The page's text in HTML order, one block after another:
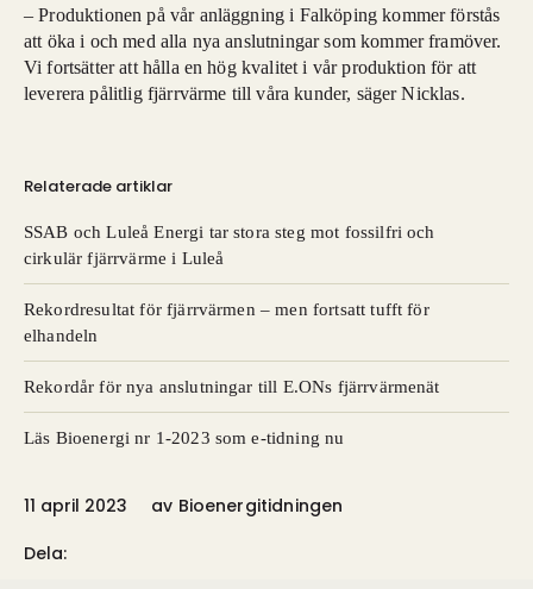
– Produktionen på vår anläggning i Falköping kommer förstås
att öka i och med alla nya anslutningar som kommer framöver.
Vi fortsätter att hålla en hög kvalitet i vår produktion för att
leverera pålitlig fjärrvärme till våra kunder, säger Nicklas.
Relaterade artiklar
SSAB och Luleå Energi tar stora steg mot fossilfri och
cirkulär fjärrvärme i Luleå
Rekordresultat för fjärrvärmen – men fortsatt tufft för
elhandeln
Rekordår för nya anslutningar till E.ONs fjärrvärmenät
Läs Bioenergi nr 1-2023 som e-tidning nu
11 april 2023 av Bioenergitidningen
Dela: